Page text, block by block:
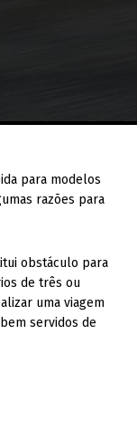
para modelos
razões para
obstáculo para
de três ou
uma viagem
servidos de